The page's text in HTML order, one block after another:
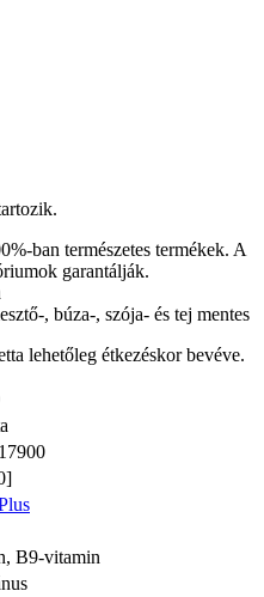
ban természetes termékek. A
garantálják.
, búza-, szója- és tej mentes
lehetőleg étkezéskor bevéve.
B9-vitamin